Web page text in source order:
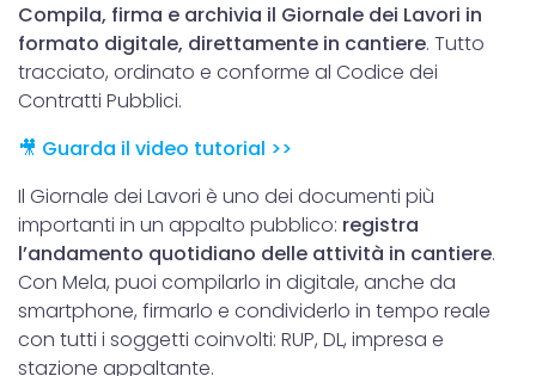
Compila, firma e archivia il Giornale dei Lavori in
formato digitale, direttamente in cantiere. Tutto
tracciato, ordinato e conforme al Codice dei
Contratti Pubblici.
🎥 Guarda il video tutorial >>
Il Giornale dei Lavori è uno dei documenti più
importanti in un appalto pubblico: registra
l’andamento quotidiano delle attività in cantiere.
Con Mela, puoi compilarlo in digitale, anche da
smartphone, firmarlo e condividerlo in tempo reale
con tutti i soggetti coinvolti: RUP, DL, impresa e
stazione appaltante.